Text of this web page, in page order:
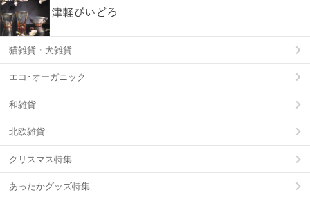
猫雑貨・犬雑貨
エコ･オーガニック
和雑貨
北欧雑貨
クリスマス特集
あったかグッズ特集